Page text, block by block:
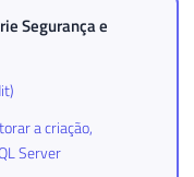
Segurança e
a criação,
Server